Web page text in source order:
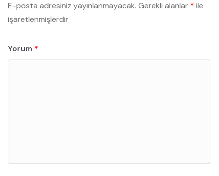
E-posta adresiniz yayınlanmayacak. Gerekli alanlar * ile
işaretlenmişlerdir
Yorum *